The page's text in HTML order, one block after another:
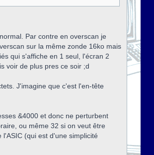
Par contre en overscan je
sur la même zonde 16ko mais
qui s'affiche en 1 seul, l'écran 2
voir de plus pres ce soir ;d
J'imagine que c'est l'en-tête
&4000 et donc ne perturbent
ou même 32 si on veut être
(qui est d'une simplicité